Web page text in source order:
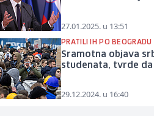
27.01.2025. u 13:51
PRATILI IH PO BEOGRADU
Sramotna objava
studenata, tvrde
29.12.2024. u 16:40